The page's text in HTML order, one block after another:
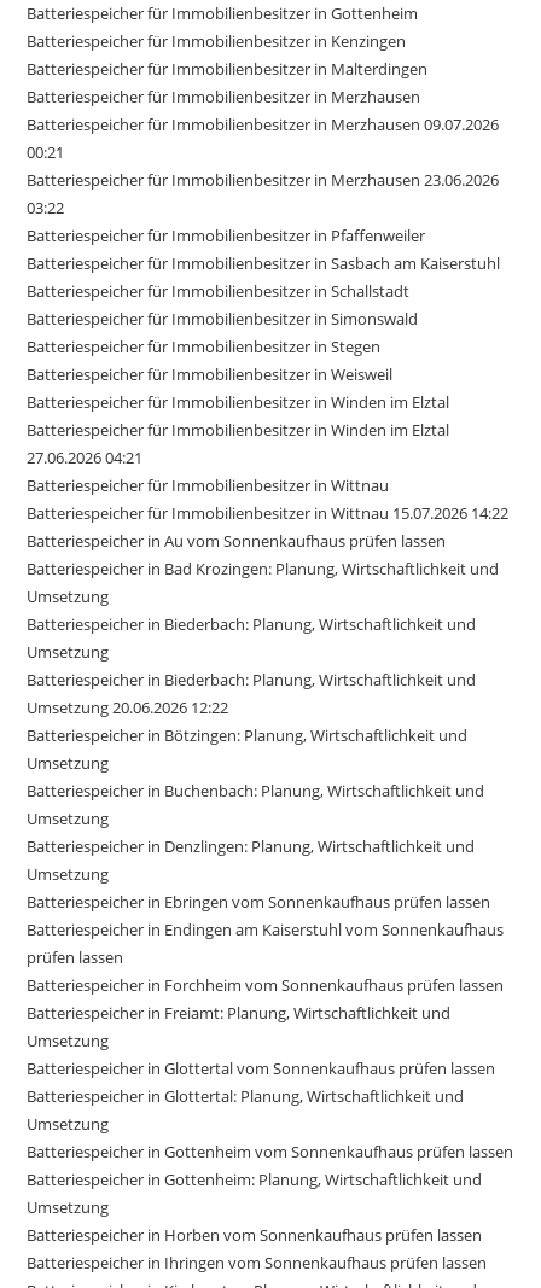
Batteriespeicher für Immobilienbesitzer in Gottenheim
Batteriespeicher für Immobilienbesitzer in Kenzingen
Batteriespeicher für Immobilienbesitzer in Malterdingen
Batteriespeicher für Immobilienbesitzer in Merzhausen
Batteriespeicher für Immobilienbesitzer in Merzhausen 09.07.2026
00:21
Batteriespeicher für Immobilienbesitzer in Merzhausen 23.06.2026
03:22
Batteriespeicher für Immobilienbesitzer in Pfaffenweiler
Batteriespeicher für Immobilienbesitzer in Sasbach am Kaiserstuhl
Batteriespeicher für Immobilienbesitzer in Schallstadt
Batteriespeicher für Immobilienbesitzer in Simonswald
Batteriespeicher für Immobilienbesitzer in Stegen
Batteriespeicher für Immobilienbesitzer in Weisweil
Batteriespeicher für Immobilienbesitzer in Winden im Elztal
Batteriespeicher für Immobilienbesitzer in Winden im Elztal
27.06.2026 04:21
Batteriespeicher für Immobilienbesitzer in Wittnau
Batteriespeicher für Immobilienbesitzer in Wittnau 15.07.2026 14:22
Batteriespeicher in Au vom Sonnenkaufhaus prüfen lassen
Batteriespeicher in Bad Krozingen: Planung, Wirtschaftlichkeit und
Umsetzung
Batteriespeicher in Biederbach: Planung, Wirtschaftlichkeit und
Umsetzung
Batteriespeicher in Biederbach: Planung, Wirtschaftlichkeit und
Umsetzung 20.06.2026 12:22
Batteriespeicher in Bötzingen: Planung, Wirtschaftlichkeit und
Umsetzung
Batteriespeicher in Buchenbach: Planung, Wirtschaftlichkeit und
Umsetzung
Batteriespeicher in Denzlingen: Planung, Wirtschaftlichkeit und
Umsetzung
Batteriespeicher in Ebringen vom Sonnenkaufhaus prüfen lassen
Batteriespeicher in Endingen am Kaiserstuhl vom Sonnenkaufhaus
prüfen lassen
Batteriespeicher in Forchheim vom Sonnenkaufhaus prüfen lassen
Batteriespeicher in Freiamt: Planung, Wirtschaftlichkeit und
Umsetzung
Batteriespeicher in Glottertal vom Sonnenkaufhaus prüfen lassen
Batteriespeicher in Glottertal: Planung, Wirtschaftlichkeit und
Umsetzung
Batteriespeicher in Gottenheim vom Sonnenkaufhaus prüfen lassen
Batteriespeicher in Gottenheim: Planung, Wirtschaftlichkeit und
Umsetzung
Batteriespeicher in Horben vom Sonnenkaufhaus prüfen lassen
Batteriespeicher in Ihringen vom Sonnenkaufhaus prüfen lassen